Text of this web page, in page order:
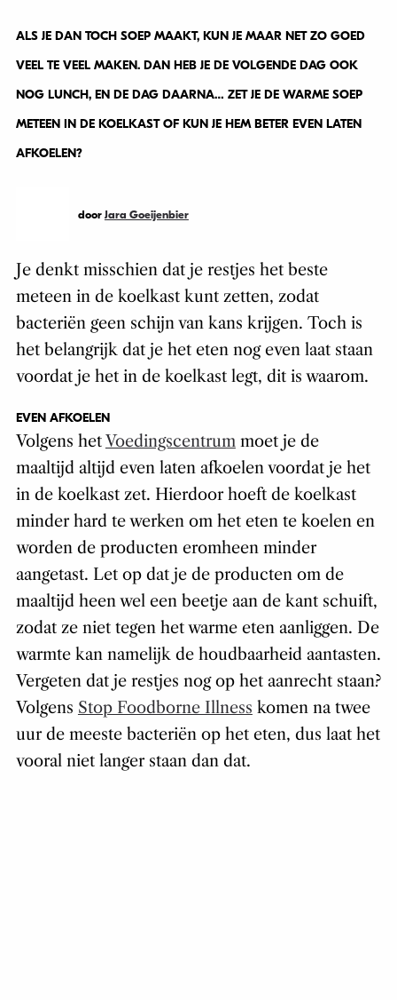
ALS JE DAN TOCH SOEP MAAKT, KUN JE MAAR NET ZO GOED
VEEL TE VEEL MAKEN. DAN HEB JE DE VOLGENDE DAG OOK
NOG LUNCH, EN DE DAG DAARNA… ZET JE DE WARME SOEP
METEEN IN DE KOELKAST OF KUN JE HEM BETER EVEN LATEN
AFKOELEN?
door Jara Goeijenbier
Je denkt misschien dat je restjes het beste
meteen in de koelkast kunt zetten, zodat
bacteriën geen schijn van kans krijgen. Toch is
het belangrijk dat je het eten nog even laat staan
voordat je het in de koelkast legt, dit is waarom.
EVEN AFKOELEN
Volgens hetVoedingscentrummoet je de
maaltijd altijd even laten afkoelen voordat je het
in de koelkast zet. Hierdoor hoeft de koelkast
minder hard te werken om het eten te koelen en
worden de producten eromheen minder
aangetast. Let op dat je de producten om de
maaltijd heen wel een beetje aan de kant schuift,
zodat ze niet tegen het warme eten aanliggen. De
warmte kan namelijk de houdbaarheid aantasten.
Vergeten dat je restjes nog op het aanrecht staan?
Volgens Stop Foodborne Illness komen na twee
uur de meeste bacteriën op het eten, dus laat het
vooral niet langer staan dan dat.